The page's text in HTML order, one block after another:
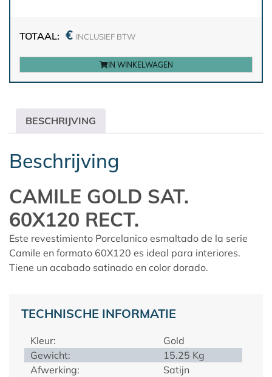
TOTAAL: € INCLUSIEF BTW
IN WINKELWAGEN
BESCHRIJVING
Beschrijving
CAMILE GOLD SAT.
60X120 RECT.
Este revestimiento Porcelanico esmaltado de la serie
Camile en formato 60X120 es ideal para interiores.
Tiene un acabado satinado en color dorado.
TECHNISCHE INFORMATIE
Kleur:
Gold
Gewicht:
15.25 Kg
Afwerking:
Satijn